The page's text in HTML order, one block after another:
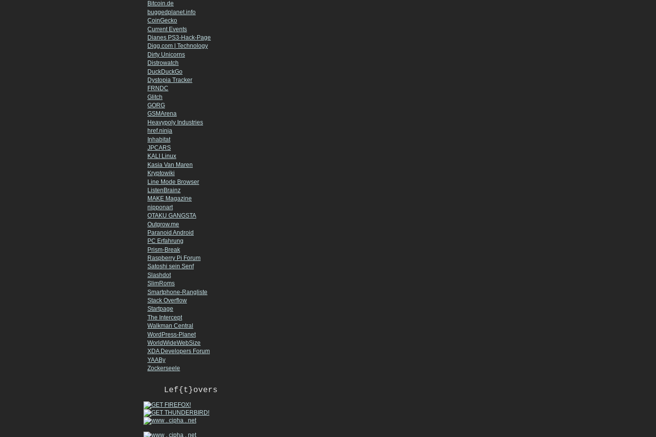
Bitcoin.de
buggedplanet.info
CoinGecko
Current Events
Dianes PS3-Hack-Page
Digg.com | Technology
Dirty Unicorns
Distrowatch
DuckDuckGo
Dystopia Tracker
FRNDC
Glitch
GORG
GSMArena
Heavypoly Industries
href.ninja
Inhabitat
JPCARS
KALI Linux
Kasia Van Maren
Kryptowiki
Line Mode Browser
ListenBrainz
MAKE Magazine
nipponart
OTAKU GANGSTA
Outgrow.me
Paranoid Android
PC Erfahrung
Prism-Break
Raspberry Pi Forum
Satoshi sein Senf
Slashdot
SlimRoms
Smartphone-Rangliste
Stack Overflow
Startpage
The Intercept
Walkman Central
WordPress-Planet
WorldWideWebSize
XDA Developers Forum
YAABy
Zockerseele
Lef{t}overs